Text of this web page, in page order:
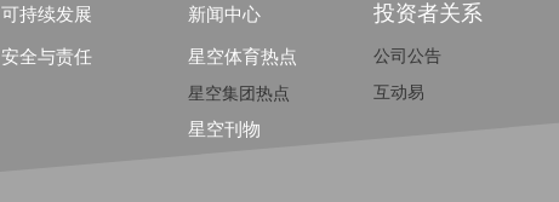
可持续发展
安全与责任
新闻中心
星空体育热点
星空集团热点
星空刊物
投资者关系
公司公告
互动易